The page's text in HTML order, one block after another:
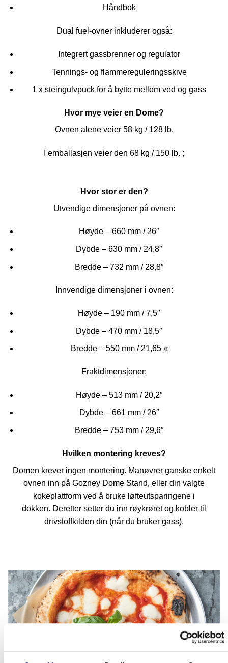
Håndbok
Dual fuel-ovner inkluderer også:
Integrert gassbrenner og regulator
Tennings- og flammereguleringsskive
1 x steingulvpuck for å bytte mellom ved og gass
Hvor mye veier en Dome?
Ovnen alene veier 58 kg / 128 lb.
I emballasjen veier den 68 kg / 150 lb. ;
Hvor stor er den?
Utvendige dimensjoner på ovnen:
Høyde – 660 mm / 26″
Dybde – 630 mm / 24,8″
Bredde – 732 mm / 28,8″
Innvendige dimensjoner i ovnen:
Høyde – 190 mm / 7,5″
Dybde – 470 mm / 18,5″
Bredde – 550 mm / 21,65 «
Fraktdimensjoner:
Høyde – 513 mm / 20,2″
Dybde – 661 mm / 26″
Bredde – 753 mm / 29,6″
Hvilken montering kreves?
Domen krever ingen montering. Manøvrer ganske enkelt
ovnen inn på Gozney Dome Stand, eller din valgte
kokeplattform ved å bruke løfteutsparingene i
dokken. Deretter setter du inn røykrøret og kobler til
drivstoffkilden din (når du bruker gass).